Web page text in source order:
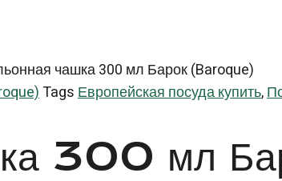
чашка 300 мл Барок (Baroque)
TagsЕвропейская посуда купить,
300 мл